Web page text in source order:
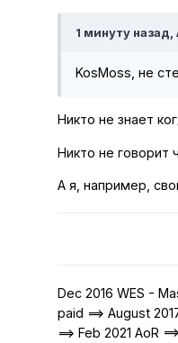
1 минуту
KosMoss, не
Никто не знает
Никто не говорит
А я, например,
Dec 2016 WES -
paid ==> August
==> Feb 2021 AoR